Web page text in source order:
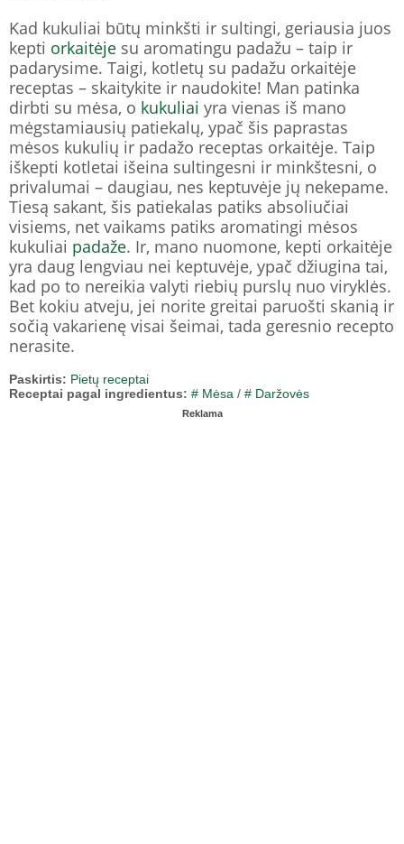
Kad kukuliai būtų minkšti ir sultingi, geriausia juos
kepti orkaitėje su aromatingu padažu – taip ir
padarysime. Taigi, kotletų su padažu orkaitėje
receptas – skaitykite ir naudokite! Man patinka
dirbti su mėsa, o kukuliai yra vienas iš mano
mėgstamiausių patiekalų, ypač šis paprastas
mėsos kukulių ir padažo receptas orkaitėje. Taip
iškepti kotletai išeina sultingesni ir minkštesni, o
privalumai – daugiau, nes keptuvėje jų nekepame.
Tiesą sakant, šis patiekalas patiks absoliučiai
visiems, net vaikams patiks aromatingi mėsos
kukuliai padaže. Ir, mano nuomone, kepti orkaitėje
yra daug lengviau nei keptuvėje, ypač džiugina tai,
kad po to nereikia valyti riebių purslų nuo viryklės.
Bet kokiu atveju, jei norite greitai paruošti skanią ir
sočią vakarienę visai šeimai, tada geresnio recepto
nerasite.
Paskirtis: Pietų receptai
Receptai pagal ingredientus: # Mėsa / # Daržovės
Reklama